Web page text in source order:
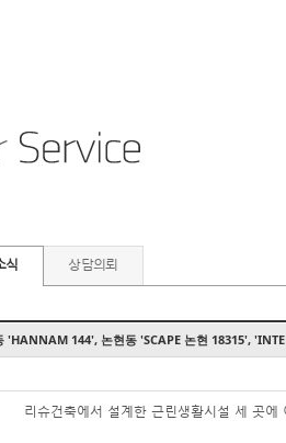
식 상담의뢰
'HANNAM 144', 논현동 'SCAPE 논현 18315',
리슈건축에서 설계한 근린생활시설 세 곳